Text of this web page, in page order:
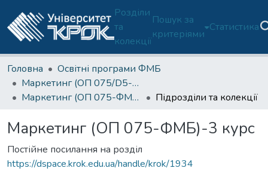
Розділи
та
колекції
Пошук за
критеріями
Статистика
Головна
Освітні програми ФМБ
Маркетинг (ОП 075/D5-ФМБ)
Маркетинг (ОП 075-ФМБ)-3 курс
Підрозділи та колекції
Маркетинг (ОП 075-ФМБ)-3 курс
Постійне посилання на розділ
https://dspace.krok.edu.ua/handle/krok/1934